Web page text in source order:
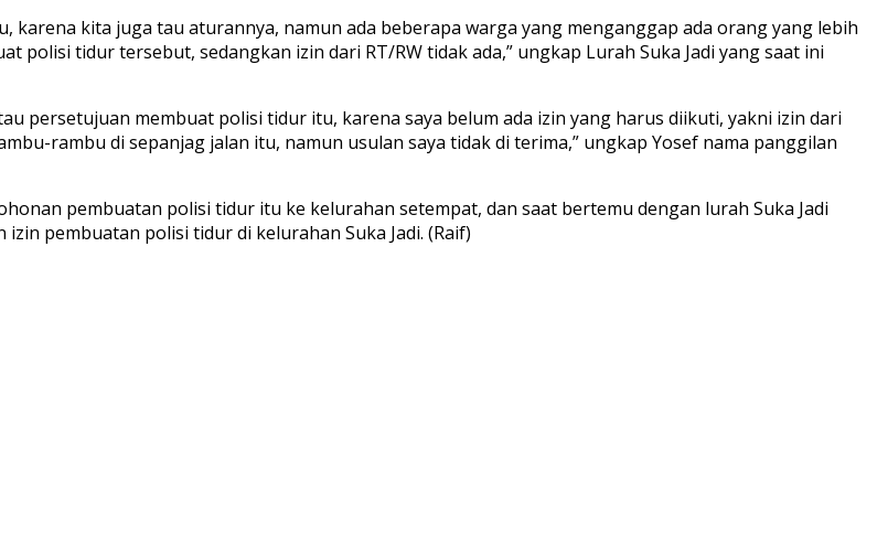
kita juga tau aturannya, namun ada beberapa warga yang menganggap ada orang yang lebih
polisi tidur tersebut, sedangkan izin dari RT/RW tidak ada,” ungkap Lurah Suka Jadi yang saat ini
persetujuan membuat polisi tidur itu, karena saya belum ada izin yang harus diikuti, yakni izin dari
rambu di sepanjag jalan itu, namun usulan saya tidak di terima,” ungkap Yosef nama panggilan
pembuatan polisi tidur itu ke kelurahan setempat, dan saat bertemu dengan lurah Suka Jadi
pembuatan polisi tidur di kelurahan Suka Jadi. (Raif)